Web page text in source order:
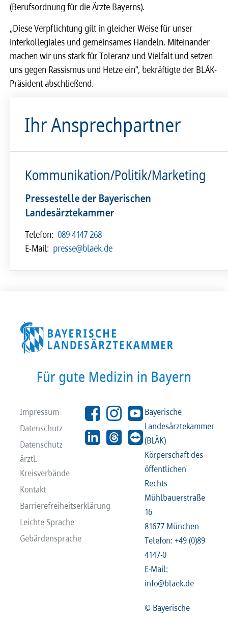
(Berufsordnung für die Ärzte Bayerns).
„Diese Verpflichtung gilt in gleicher Weise für unser
interkollegiales und gemeinsames Handeln. Miteinander
machen wir uns stark für Toleranz und Vielfalt und setzen
uns gegen Rassismus und Hetze ein“, bekräftigte der BLÄK-
Präsident abschließend.
Ihr Ansprechpartner
Kommunikation/Politik/Marketing
Pressestelle der Bayerischen
Landesärztekammer
Telefon: 089 4147 268
E-Mail: presse@blaek.de
Impressum
Datenschutz
Datenschutz
ärztl.
Kreisverbände
Kontakt
Barrierefreiheitserklärung
Leichte Sprache
Gebärdensprache
Bayerische
Landesärztekammer
(BLÄK)
Körperschaft des
öffentlichen
Rechts
Mühlbauerstraße
16
81677 München
Telefon: +49 (0)89
4147-0
E-Mail:
info@blaek.de
© Bayerische